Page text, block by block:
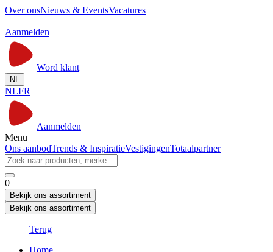
Over onsNieuws & EventsVacatures
Aanmelden
Word klant
NL
NLFR
Aanmelden
Menu
Ons aanbodTrends & InspiratieVestigingenTotaalpartner
0
Bekijk ons assortiment
Bekijk ons assortiment
Terug
Home